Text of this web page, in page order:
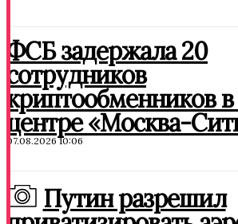
ФСБ задержала 20
сотрудников
криптообменников
центре «Москва-
07.08.2026 10:06
Путин разрешил